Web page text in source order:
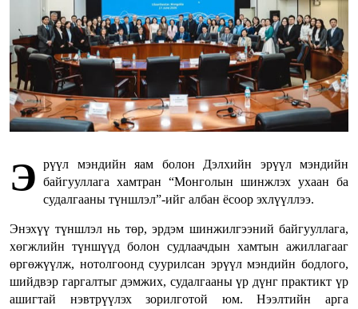
Э рүүл мэндийн яам болон Дэлхийн эрүүл мэндийн
байгууллага хамтран “Монголын шинжлэх ухаан ба
судалгааны түншлэл”-ийг албан ёсоор эхлүүллээ.
Энэхүү түншлэл нь төр, эрдэм шинжилгээний байгууллага,
хөгжлийн түншүүд болон судлаачдын хамтын ажиллагааг
өргөжүүлж, нотолгоонд суурилсан эрүүл мэндийн бодлого,
шийдвэр гаргалтыг дэмжих, судалгааны үр дүнг практикт үр
ашигтай нэвтрүүлэх зорилготой юм. Нээлтийн арга